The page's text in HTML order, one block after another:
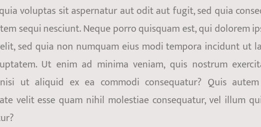
voluptas sit aspernatur aut odit aut fugit, sed quia
sequi nesciunt. Neque porro quisquam est, qui dolorem
sed quia non numquam eius modi tempora incidunt ut
Ut enim ad minima veniam, quis nostrum
ut aliquid ex ea commodi consequatur? Quis
velit esse quam nihil molestiae consequatur, vel illum